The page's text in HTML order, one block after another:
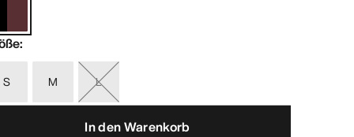
:
S M L
In den Warenkorb